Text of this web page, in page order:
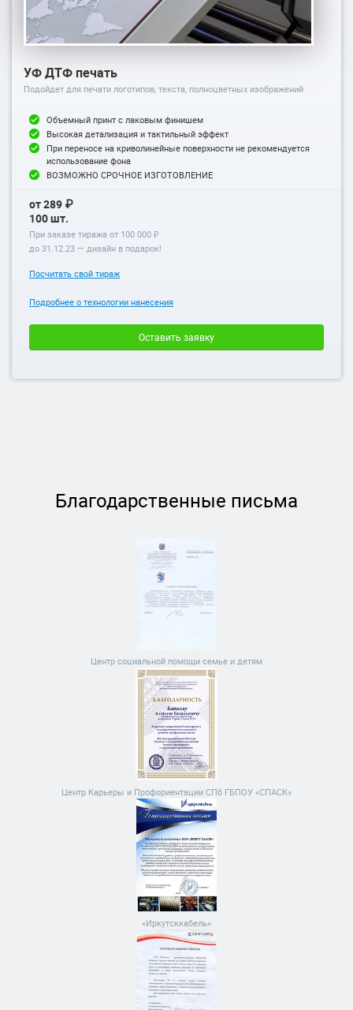
УФ ДТФ печать
Подойдет для печати логотипов, текста, полноцветных изображений
Объемный принт с лаковым финишем
Высокая детализация и тактильный эффект
При переносе на криволинейные поверхности не рекомендуется
использование фона
ВОЗМОЖНО СРОЧНОЕ ИЗГОТОВЛЕНИЕ
от 289 ₽
100 шт.
При заказе тиража от 100 000 ₽
до 31.12.23 — дизайн в подарок!
Посчитать свой тираж
Подробнее о технологии нанесения
Оставить заявку
Благодарственные письма
Центр социальной помощи семье и детям
Центр Карьеры и Профориентации СПб ГБПОУ «СПАСК»
«Иркутсккабель»